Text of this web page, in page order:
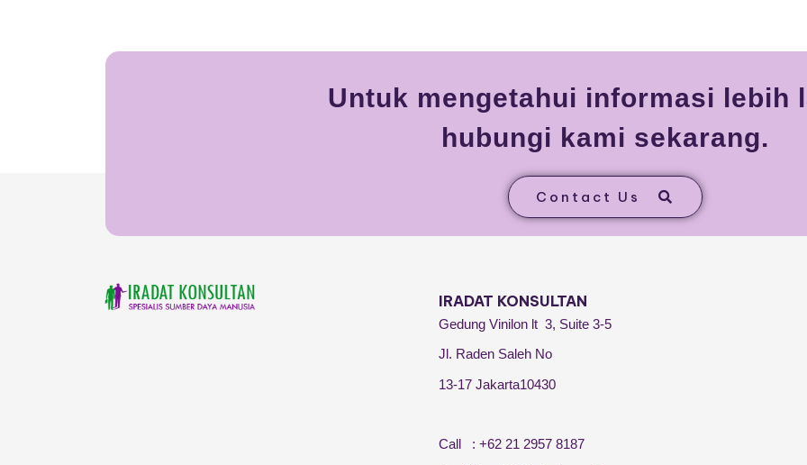
Untuk mengetahui informasi lebih
hubungi kami sekarang.
Contact Us
IRADAT KONSULTAN
Gedung Vinilon lt 3, Suite 3-5
Jl. Raden Saleh No
13-17 Jakarta10430
Call : +62 21 2957 8187